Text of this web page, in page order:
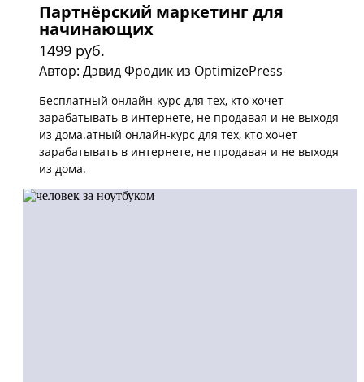
Партнёрский маркетинг для
начинающих
1499 руб.
Автор: Дэвид Фродик из OptimizePress
Бесплатный онлайн-курс для тех, кто хочет
зарабатывать в интернете, не продавая и не выходя
из дома.атный онлайн-курс для тех, кто хочет
зарабатывать в интернете, не продавая и не выходя
из дома.